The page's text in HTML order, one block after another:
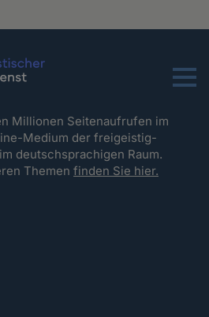
Menu
Millionen Seitenaufrufen im
Medium der freigeistig-
deutschsprachigen Raum.
Themenfinden Sie hier.